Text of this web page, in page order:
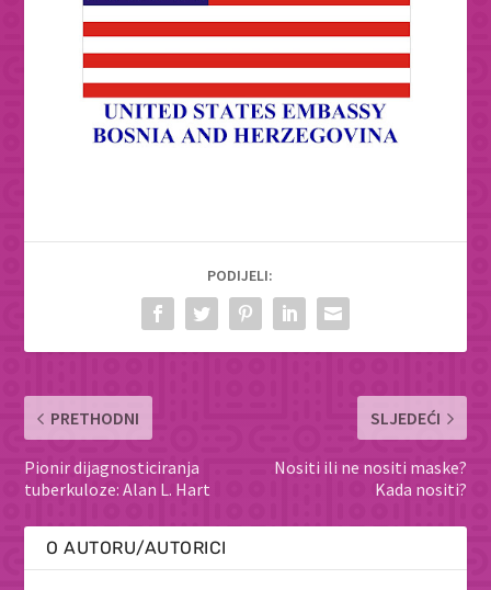
PODIJELI:
PRETHODNI
Pionir dijagnosticiranja
tuberkuloze: Alan L. Hart
SLJEDEĆI
Nositi ili ne nositi maske?
Kada nositi?
O AUTORU/AUTORICI